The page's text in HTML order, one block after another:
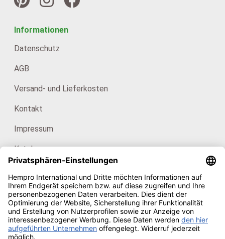
Informationen
Datenschutz
AGB
Versand- und Lieferkosten
Kontakt
Impressum
Kataloge
Unsere Zertifikate